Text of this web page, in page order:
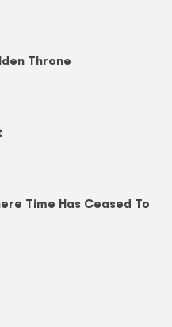
Throne
Time Has Ceased To